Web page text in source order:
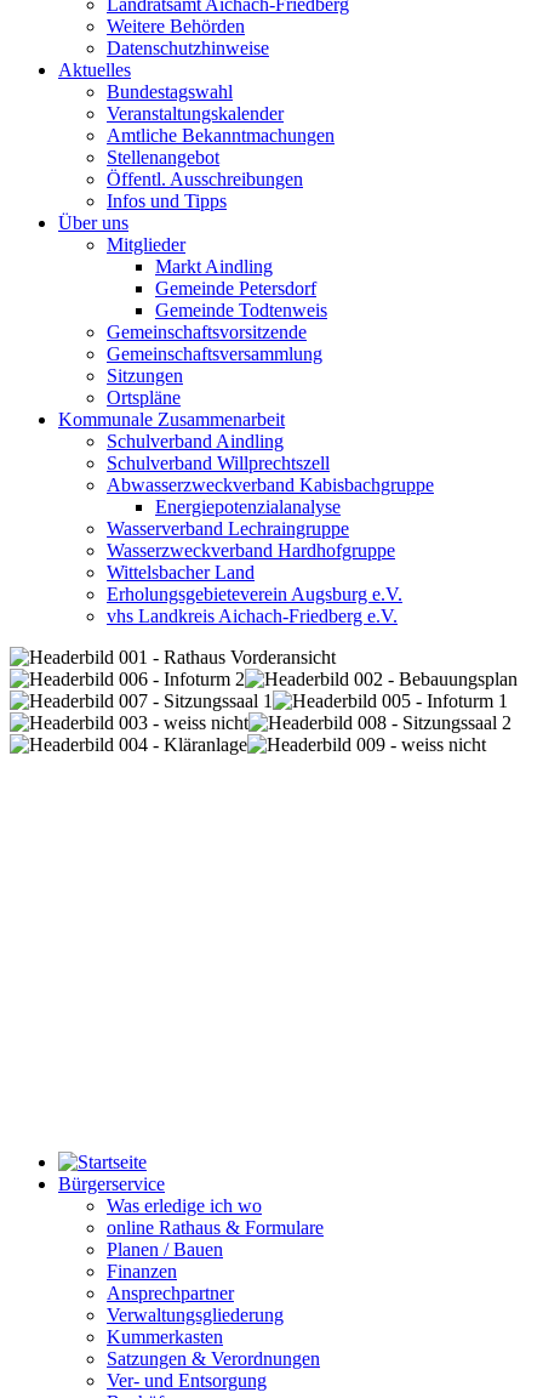
Landratsamt Aichach-Friedberg
Weitere Behörden
Datenschutzhinweise
Aktuelles
Bundestagswahl
Veranstaltungskalender
Amtliche Bekanntmachungen
Stellenangebot
Öffentl. Ausschreibungen
Infos und Tipps
Über uns
Mitglieder
Markt Aindling
Gemeinde Petersdorf
Gemeinde Todtenweis
Gemeinschaftsvorsitzende
Gemeinschaftsversammlung
Sitzungen
Ortspläne
Kommunale Zusammenarbeit
Schulverband Aindling
Schulverband Willprechtszell
Abwasserzweckverband Kabisbachgruppe
Energiepotenzialanalyse
Wasserverband Lechraingruppe
Wasserzweckverband Hardhofgruppe
Wittelsbacher Land
Erholungsgebieteverein Augsburg e.V.
vhs Landkreis Aichach-Friedberg e.V.
Bürgerservice
Was erledige ich wo
online Rathaus & Formulare
Planen / Bauen
Finanzen
Ansprechpartner
Verwaltungsgliederung
Kummerkasten
Satzungen & Verordnungen
Ver- und Entsorgung